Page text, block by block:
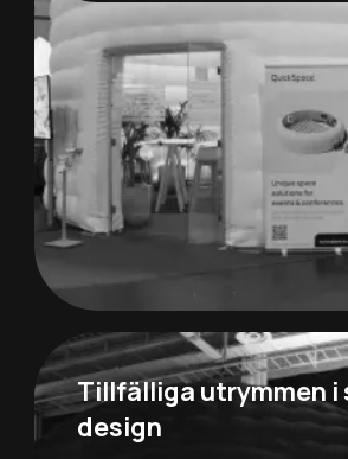
Tillfälliga utrymmen i
design